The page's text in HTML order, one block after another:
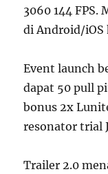
3060 144 FPS.
di Android/
Event launch
dapat 50 pull
bonus 2x
resonator trial
Trailer 2.0